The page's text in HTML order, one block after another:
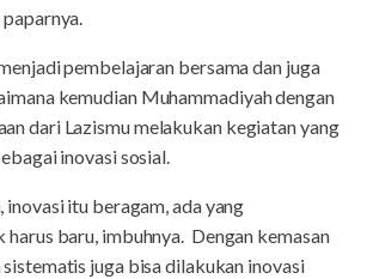
paparnya.
pembelajaran bersama dan juga
kemudian Muhammadiyah dengan
dari Lazismu melakukan kegiatan yang
inovasi sosial.
itu beragam, ada yang
baru, imbuhnya. Dengan kemasan
juga bisa dilakukan inovasi